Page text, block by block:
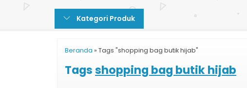
Kategori Produk
Beranda » Tags "shopping bag butik hijab"
Tagsshopping bag butik hijab